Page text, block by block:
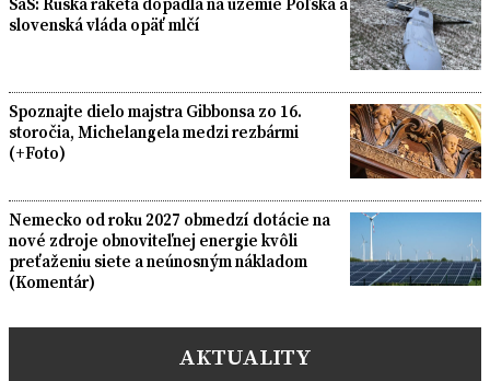
slovenská vláda opäť mlčí
Spoznajte dielo majstra Gibbonsa zo 16.
storočia, Michelangela medzi rezbármi
(+Foto)
Nemecko od roku 2027 obmedzí dotácie na
nové zdroje obnoviteľnej energie kvôli
preťaženiu siete a neúnosným nákladom
(Komentár)
AKTUALITY